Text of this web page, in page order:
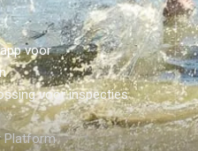
voor
voor inspecties
Platform